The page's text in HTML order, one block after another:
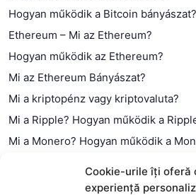
Cookie-urile îți oferă
experiență
Hogyan működik a Bitcoin bányászat?
Ethereum – Mi az Ethereum?
Hogyan működik az Ethereum?
Mi az Ethereum Bányászat?
Mi a kriptopénz vagy kriptovaluta?
Mi a Ripple? Hogyan működik a
Mi a Monero? Hogyan működik a
Mi a blokklánc (technológia)?